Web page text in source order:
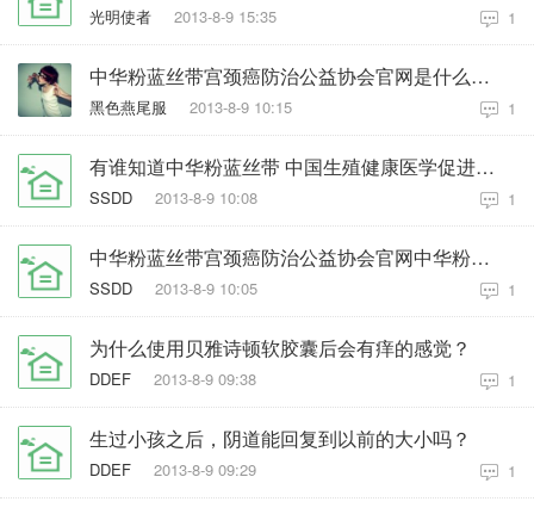
光明使者 2013-8-9 15:35 1
中华粉蓝丝带宫颈癌防治公益协会官网是什么，求普及
黑色燕尾服 2013-8-9 10:15 1
有谁知道中华粉蓝丝带 中国生殖健康医学促进会官网是多少啊？
SSDD 2013-8-9 10:08 1
中华粉蓝丝带宫颈癌防治公益协会官网中华粉蓝丝带宫颈癌防治公益协会官网是多少啊？
SSDD 2013-8-9 10:05 1
为什么使用贝雅诗顿软胶囊后会有痒的感觉？
DDEF 2013-8-9 09:38 1
生过小孩之后，阴道能回复到以前的大小吗？
DDEF 2013-8-9 09:29 1